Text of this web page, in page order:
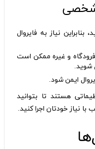
شخصی
نیاز به فایروال
فرودگاه و غیره ممکن است
شوید.
ایمن شود.
هستند تا بتوانید
نیاز خودتان اجرا کنید.